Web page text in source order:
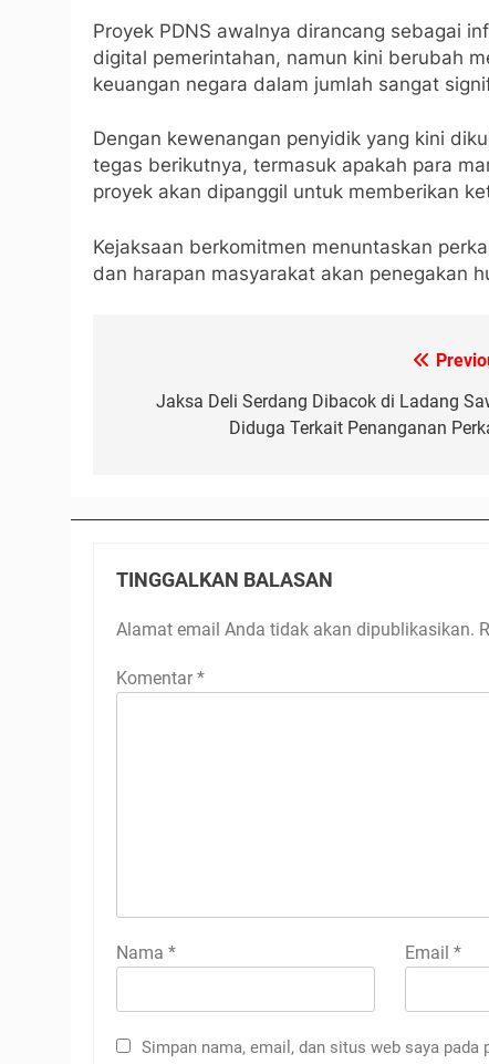
Proyek PDNS awalnya dirancang sebagai
digital pemerintahan, namun kini berubah
keuangan negara dalam jumlah sangat
Dengan kewenangan penyidik yang kini
tegas berikutnya, termasuk apakah para
proyek akan dipanggil untuk memberikan
Kejaksaan berkomitmen menuntaskan
dan harapan masyarakat akan penegakan
posJaksa Deli Serdang Dibacok di Ladang
Diduga Terkait Penanganan
TINGGALKAN BALASAN
Alamat email Anda tidak akan dipublikasikan.
Komentar *
Nama * Email *
Simpan nama, email, dan situs web saya